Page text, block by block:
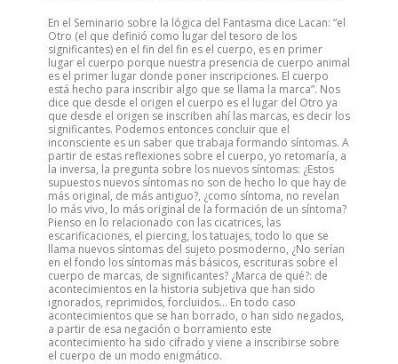
En el Seminario sobre la lógica del Fantasma dice Lacan: “el
Otro (el que definió como lugar del tesoro de los
significantes) en el fin del fin es el cuerpo, es en primer
lugar el cuerpo porque nuestra presencia de cuerpo animal
es el primer lugar donde poner inscripciones. El cuerpo
está hecho para inscribir algo que se llama la marca”. Nos
dice que desde el origen el cuerpo es el lugar del Otro ya
que desde el origen se inscriben ahí las marcas, es decir los
significantes. Podemos entonces concluir que el
inconsciente es un saber que trabaja formando síntomas. A
partir de estas reflexiones sobre el cuerpo, yo retomaría, a
la inversa, la pregunta sobre los nuevos síntomas: ¿Estos
supuestos nuevos síntomas no son de hecho lo que hay de
más original, de más antiguo?, ¿como síntoma, no revelan
lo más vivo, lo más original de la formación de un síntoma?
Pienso en lo relacionado con las cicatrices, las
escarificaciones, el piercing, los tatuajes, todo lo que se
llama nuevos síntomas del sujeto posmoderno, ¿No serían
en el fondo los síntomas más básicos, escrituras sobre el
cuerpo de marcas, de significantes? ¿Marca de qué?: de
acontecimientos en la historia subjetiva que han sido
ignorados, reprimidos, forcluidos… En todo caso
acontecimientos que se han borrado, o han sido negados,
a partir de esa negación o borramiento este
acontecimiento ha sido cifrado y viene a inscribirse sobre
el cuerpo de un modo enigmático.